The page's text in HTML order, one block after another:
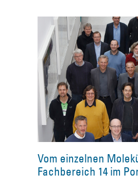
Vom einzelnen
Fachbereich 14 im